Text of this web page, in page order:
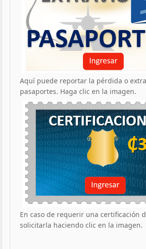
Aquí puede reportar la pérdida o
pasaportes. Haga clic en la imagen.
En caso de requerir una certificación
solicitarla haciendo clic en la imagen.